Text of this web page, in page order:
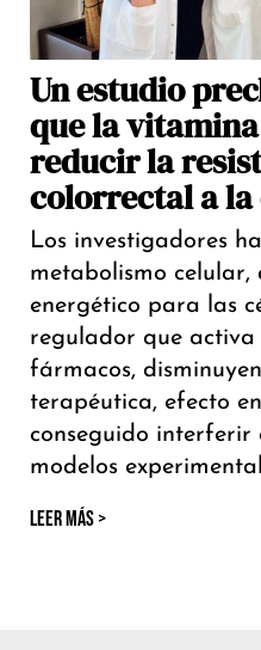
Un estudio
que la
reducir la
colorrectal a
Los investigadores
metabolismo celular,
energético para las
regulador que activa
fármacos,
terapéutica, efecto
conseguido interferir
modelos
LEER MÁS >